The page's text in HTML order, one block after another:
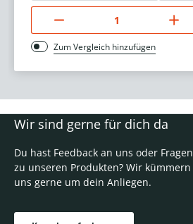
Zum Vergleich hinzufügen
Wir sind gerne für dich da
Du hast Feedback an uns oder Fragen
zu unseren Produkten? Wir kümmern
uns gerne um dein Anliegen.